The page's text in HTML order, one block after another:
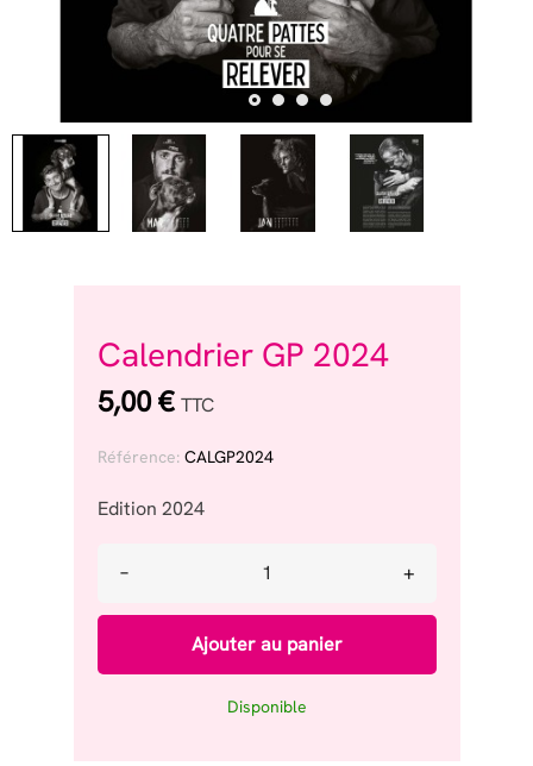
Calendrier GP 2024
5,00 € TTC
Référence: CALGP2024
Edition 2024
– +
Ajouter au panier
Disponible